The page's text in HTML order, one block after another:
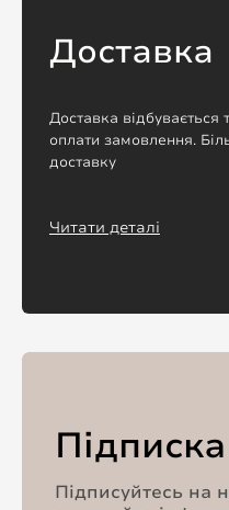
Доставка
Доставка відбувається
оплати замовлення.
доставку
Читати деталі
Підписуйтесь на